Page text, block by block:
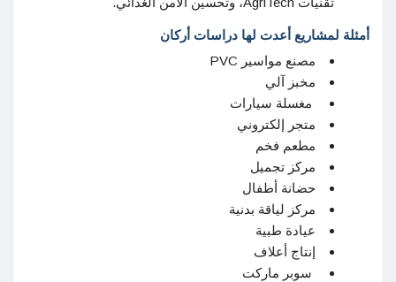
أمثلة لمشاريع أعدت لها دراسات أركان
مصنع مواسير PVC
مخبز آلي
مغسلة سيارات
متجر إلكتروني
مطعم فخم
مركز تجميل
حضانة أطفال
مركز لياقة بدنية
عيادة طبية
إنتاج أعلاف
سوبر ماركت